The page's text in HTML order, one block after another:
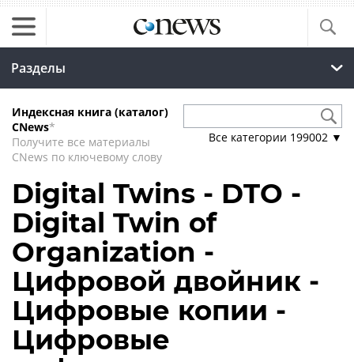
Разделы
Индексная книга (каталог)
CNews*
Получите все материалы
CNews по ключевому слову
Все категории 199002 ▼
Digital Twins - DTO -
Digital Twin of
Organization -
Цифровой двойник -
Цифровые копии -
Цифровые